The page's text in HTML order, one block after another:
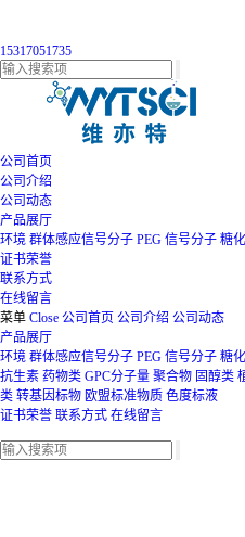
15317051735
公司首页
公司介绍
公司动态
产品展厅
环境 群体感应信号分子 PEG 信号分子 糖
证书荣誉
联系方式
在线留言
菜单 Close 公司首页 公司介绍 公司动态
产品展厅
环境 群体感应信号分子 PEG 信号分子 糖
抗生素 药物类 GPC分子量 聚合物 固醇类
类 转基因标物 欧盟标准物质 色度标液
证书荣誉 联系方式 在线留言